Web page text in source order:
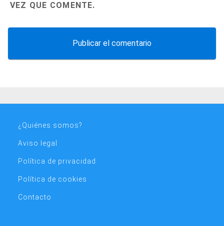
VEZ QUE COMENTE.
¿Quiénes somos?
Aviso legal
Política de privacidad
Política de cookies
Contacto